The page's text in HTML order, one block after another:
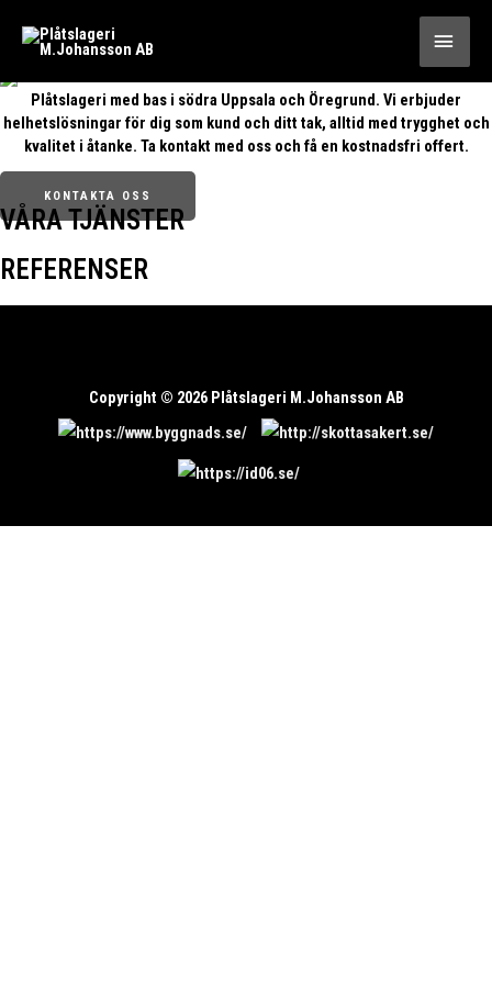
Välkommen Till
Plåtslageri med bas i södra Uppsala och Öregrund. Vi erbjuder
helhetslösningar för dig som kund och ditt tak, alltid med trygghet och
kvalitet i åtanke. Ta kontakt med oss och få en kostnadsfri offert.
KONTAKTA OSS
VÅRA TJÄNSTER
REFERENSER
Copyright © 2026 Plåtslageri M.Johansson AB